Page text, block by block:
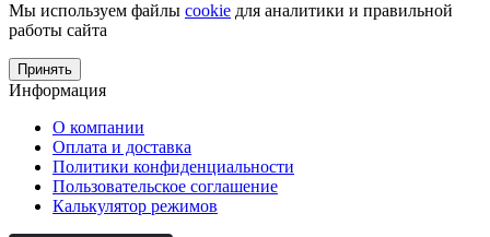
Мы используем файлы cookie для аналитики и правильной
работы сайта
Принять
Информация
О компании
Оплата и доставка
Политики конфиденциальности
Пользовательское соглашение
Калькулятор режимов